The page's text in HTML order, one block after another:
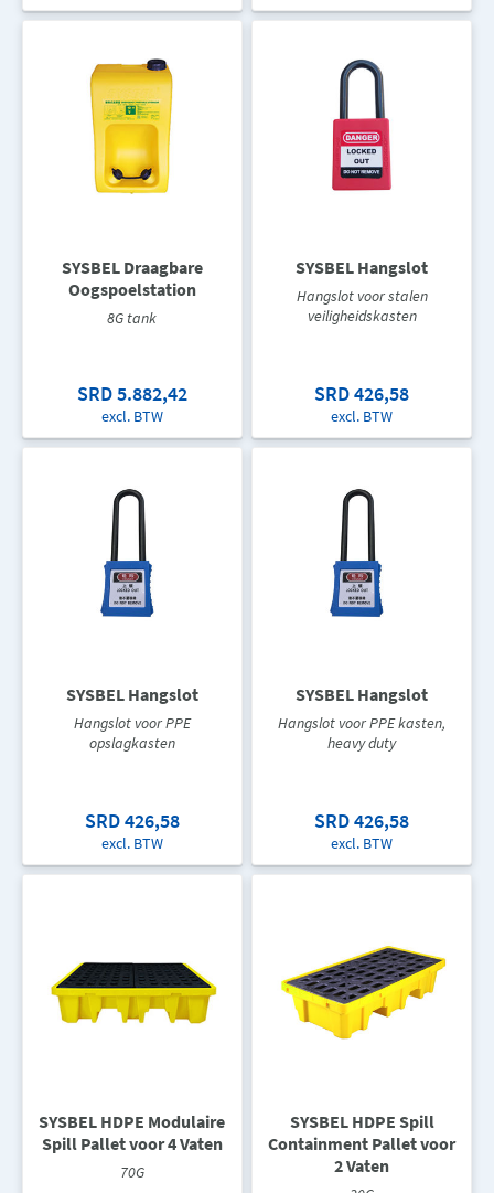
SYSBEL Draagbare
Oogspoelstation
8G tank
SRD 5.882,42
excl. BTW
SYSBEL Hangslot
Hangslot voor stalen
veiligheidskasten
SRD 426,58
excl. BTW
SYSBEL Hangslot
Hangslot voor PPE
opslagkasten
SRD 426,58
excl. BTW
SYSBEL Hangslot
Hangslot voor PPE kasten,
heavy duty
SRD 426,58
excl. BTW
SYSBEL HDPE Modulaire
Spill Pallet voor 4 Vaten
70G
SYSBEL HDPE Spill
Containment Pallet voor
2 Vaten